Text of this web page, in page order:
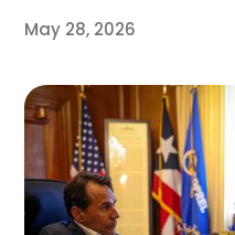
May 28, 2026